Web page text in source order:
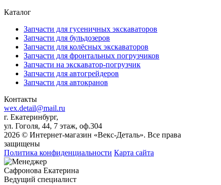
Каталог
Запчасти для гусеничных экскаваторов
Запчасти для бульдозеров
Запчасти для колёсных экскаваторов
Запчасти для фронтальных погрузчиков
Запчасти на экскаватор-погрузчик
Запчасти для автогрейдеров
Запчасти для автокранов
Контакты
wex.detail@mail.ru
г. Екатеринбург,
ул. Гоголя, 44, 7 этаж, оф.304
2026 © Интернет-магазин «Векс-Деталь». Все права
защищены
Политика конфиденциальности Карта сайта
Сафронова Екатерина
Ведущий специалист